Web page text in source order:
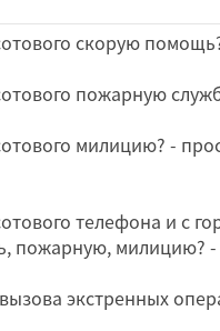
скорую
пожарную
милицию? -
телефона и с
пожарную, милицию? -
экстренных